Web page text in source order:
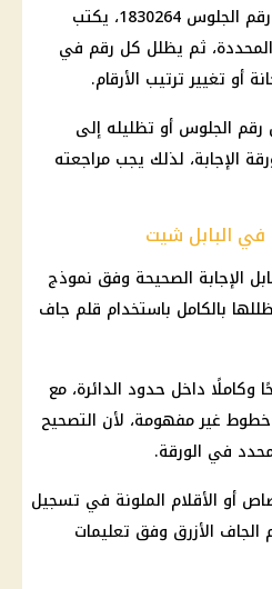
فعلى سبيل المثال، إذا كان رقم الجلوس 1830264، يكتب
المحددة، ثم يظلل كل رقم في
أو تغيير ترتيب الأرقام.
الجلوس أو تظليله إلى
الإجابة، لذلك يجب مراجعته
في البابل شيت
الإجابة الصحيحة وفق نموذج
بالكامل باستخدام قلم جاف
داخل حدود الدائرة، مع
غير مفهومة، لأن التصحيح
في الورقة.
أو الأقلام الملونة في تسجيل
الجاف الأزرق وفق تعليمات